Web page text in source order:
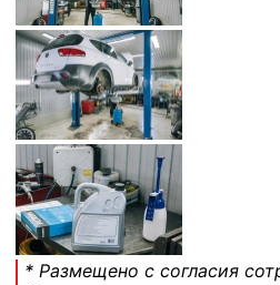
* Размещено с согласия